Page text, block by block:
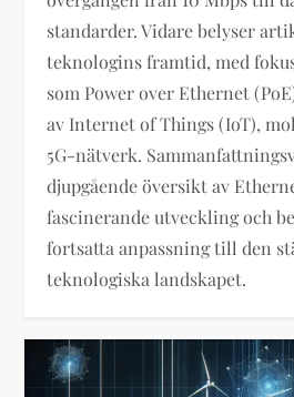
standarder. Vidare belyser
teknologins framtid, med
som Power over Ethernet
av Internet of Things (IoT),
5G-nätverk.
djupgående översikt av
fascinerande utveckling och
fortsatta anpassning till den
teknologiska landskapet.